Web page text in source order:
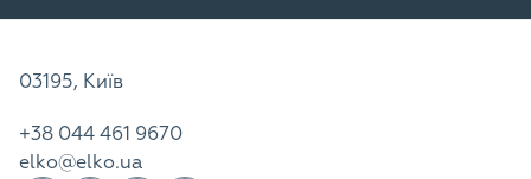
03195, Київ
+38 044 461 9670
elko@elko.ua